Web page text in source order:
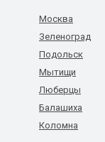
Москва
Зеленоград
Подольск
Мытищи
Люберцы
Балашиха
Коломна